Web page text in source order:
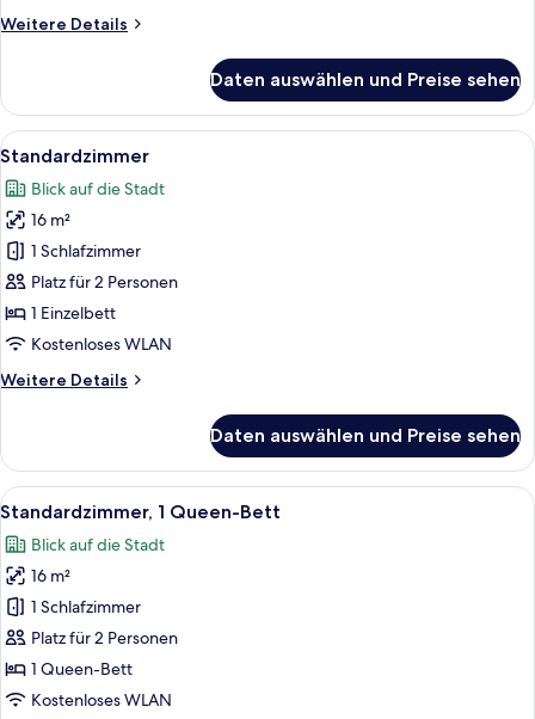
anzeigen
Weitere Details
Weitere
1 Queen-
Bett
und
Daten auswählen und Preise sehen
Alle
Fotos
für
Standardzimmer
anzeigen
Ein Hotelzimmer mit einem großen
7
Standardzimmer
Blick auf die Stadt
16 m²
1 Schlafzimmer
Platz für 2 Personen
1 Einzelbett
Kostenloses WLAN
Weitere Details
Weitere
Daten auswählen und Preise sehen
Alle
Fotos
für
Standardzimmer,
Queen-
Bett
anzeigen
Ein Hotelzimmer mit einem großen
12
Standardzimmer, 1 Queen-Bett
Blick auf die Stadt
16 m²
1 Schlafzimmer
Platz für 2 Personen
1 Queen-Bett
Kostenloses WLAN